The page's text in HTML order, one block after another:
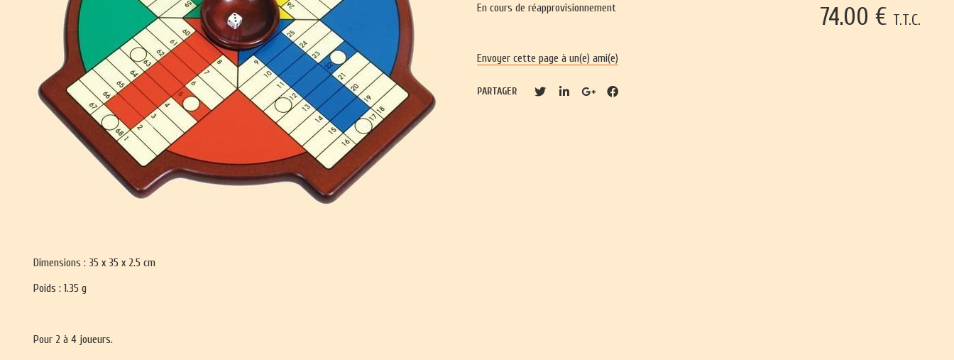
74.00 € T.T.C.
En cours de réapprovisionnement
Envoyer cette page à un(e) ami(e)
PARTAGER
Dimensions : 35 x 35 x 2.5 cm
Poids : 1.35 g
Pour 2 à 4 joueurs.